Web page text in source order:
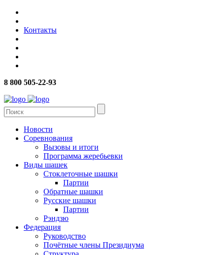
Контакты
8 800 505-22-93
Новости
Соревнования
Вызовы и итоги
Программа жеребьевки
Виды шашек
Стоклеточные шашки
Партии
Обратные шашки
Русские шашки
Партии
Рэндзю
Федерация
Руководство
Почётные члены Президиума